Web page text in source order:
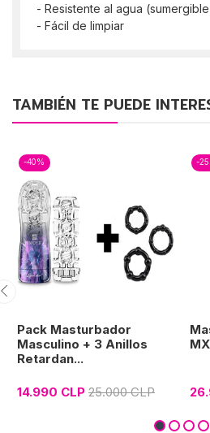
- Resistente al agua
- Fácil de limpiar
TAMBIÉN TE PUEDE
-40%
Pack Masturbador
Masculino + 3 Anillos
Retardan...
14.990 CLP 25.000 CLP
-